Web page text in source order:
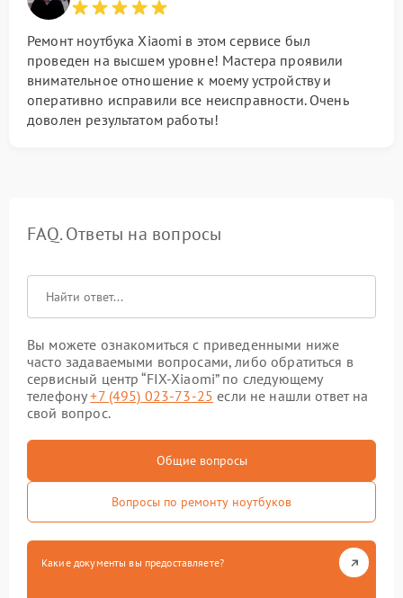
Ремонт ноутбука Xiaomi в этом сервисе был
проведен на высшем уровне! Мастера проявили
внимательное отношение к моему устройству и
оперативно исправили все неисправности. Очень
доволен результатом работы!
FAQ. Ответы на вопросы
Вы можете ознакомиться с приведенными ниже
часто задаваемыми вопросами, либо обратиться в
сервисный центр “FIX-Xiaomi” по следующему
телефону+7 (495) 023-73-25 если не нашли ответ на
свой вопрос.
Общие вопросы
Вопросы по ремонту ноутбуков
Какие документы вы предоставляете?